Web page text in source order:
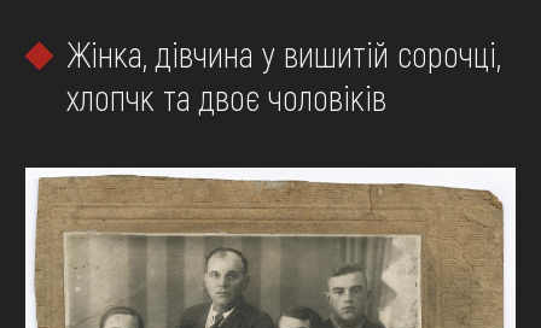
ВІДВІДАТИ
НАВЧИТИСЯ
ПОСЛУГИ
FAQ
ОНЛАЙН-КРАМНИЦЯ
ПІДТРИМАТИ
Жінка, дівчина у вишитій сорочці,
хлопчк та двоє чоловіків